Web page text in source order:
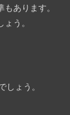
あります。
う。
ょう。